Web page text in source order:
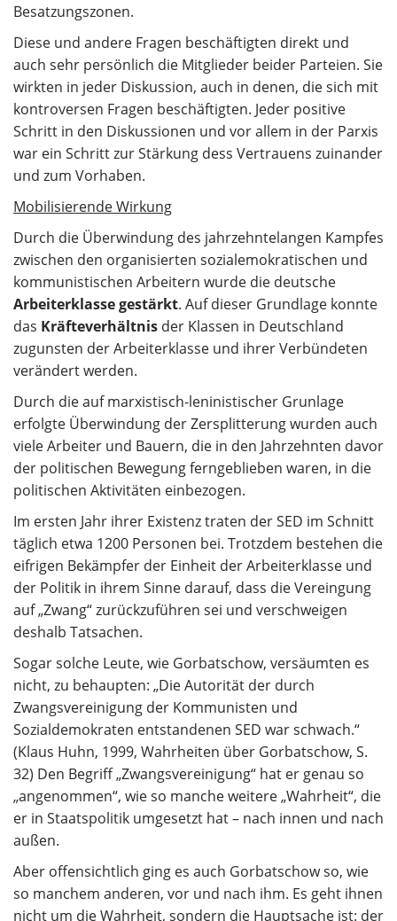
Besatzungszonen.
Diese und andere Fragen beschäftigten direkt und
auch sehr persönlich die Mitglieder beider Parteien. Sie
wirkten in jeder Diskussion, auch in denen, die sich mit
kontroversen Fragen beschäftigten. Jeder positive
Schritt in den Diskussionen und vor allem in der Parxis
war ein Schritt zur Stärkung dess Vertrauens zuinander
und zum Vorhaben.
Mobilisierende Wirkung
Durch die Überwindung des jahrzehntelangen Kampfes
zwischen den organisierten sozialemokratischen und
kommunistischen Arbeitern wurde die deutsche
Arbeiterklasse gestärkt. Auf dieser Grundlage konnte
das Kräfteverhältnis der Klassen in Deutschland
zugunsten der Arbeiterklasse und ihrer Verbündeten
verändert werden.
Durch die auf marxistisch-leninistischer Grunlage
erfolgte Überwindung der Zersplitterung wurden auch
viele Arbeiter und Bauern, die in den Jahrzehnten davor
der politischen Bewegung ferngeblieben waren, in die
politischen Aktivitäten einbezogen.
Im ersten Jahr ihrer Existenz traten der SED im Schnitt
täglich etwa 1200 Personen bei. Trotzdem bestehen die
eifrigen Bekämpfer der Einheit der Arbeiterklasse und
der Politik in ihrem Sinne darauf, dass die Vereingung
auf „Zwang“ zurückzuführen sei und verschweigen
deshalb Tatsachen.
Sogar solche Leute, wie Gorbatschow, versäumten es
nicht, zu behaupten: „Die Autorität der durch
Zwangsvereinigung der Kommunisten und
Sozialdemokraten entstandenen SED war schwach.“
(Klaus Huhn, 1999, Wahrheiten über Gorbatschow, S.
32) Den Begriff „Zwangsvereinigung“ hat er genau so
„angenommen“, wie so manche weitere „Wahrheit“, die
er in Staatspolitik umgesetzt hat – nach innen und nach
außen.
Aber offensichtlich ging es auch Gorbatschow so, wie
so manchem anderen, vor und nach ihm. Es geht ihnen
nicht um die Wahrheit, sondern die Hauptsache ist: der